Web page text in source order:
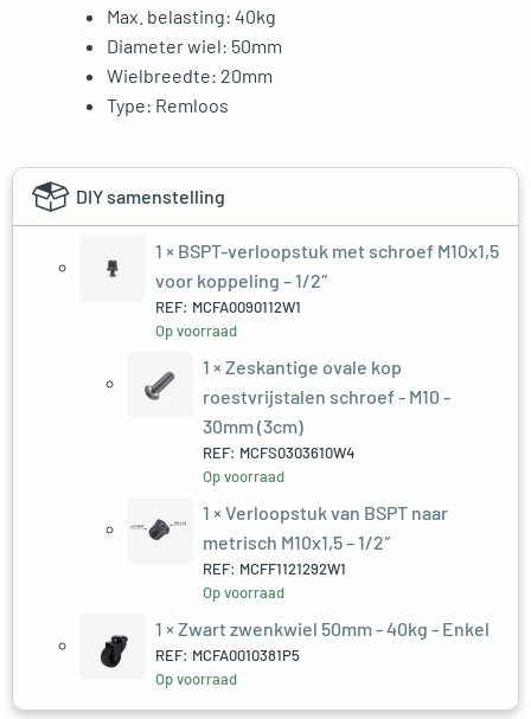
Max. belasting: 40kg
Diameter wiel: 50mm
Wielbreedte: 20mm
Type: Remloos
DIY samenstelling
1 × BSPT-verloopstuk met schroef M10x1,5
voor koppeling – 1/2″
REF: MCFA0090112W1
Op voorraad
1 × Zeskantige ovale kop
roestvrijstalen schroef - M10 -
30mm (3cm)
REF: MCFS0303610W4
Op voorraad
1 × Verloopstuk van BSPT naar
metrisch M10x1,5 – 1/2″
REF: MCFF1121292W1
Op voorraad
1 × Zwart zwenkwiel 50mm - 40kg - Enkel
REF: MCFA0010381P5
Op voorraad